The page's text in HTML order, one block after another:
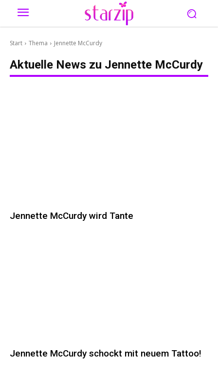
Start Thema Jennette McCurdy
Aktuelle News zu Jennette McCurdy
Jennette McCurdy wird Tante
Jennette McCurdy schockt mit neuem Tattoo!